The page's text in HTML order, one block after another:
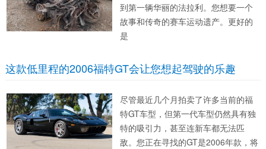
到第一辆华丽的法拉利。您想要一个
故事和传奇的赛车运动遗产。更好的
是
这款低里程的2006福特GT会让您想起驾驶的乐趣
尽管最近几个月拍卖了许多当前的福
特GT车型，但第一代车型仍然具有独
特的吸引力，甚至连新车都无法匹
敌。您正在寻找的GT是2006年款，将